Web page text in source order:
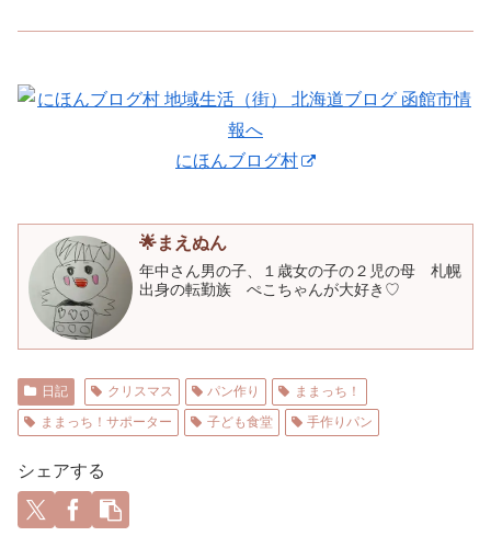
にほんブログ村
🌟まえぬん
年中さん男の子、１歳女の子の２児の母 札幌
出身の転勤族 ぺこちゃんが大好き♡
日記 クリスマス パン作り
ままっち！
ままっち！サポーター
子ども食堂 手作りパン
シェアする